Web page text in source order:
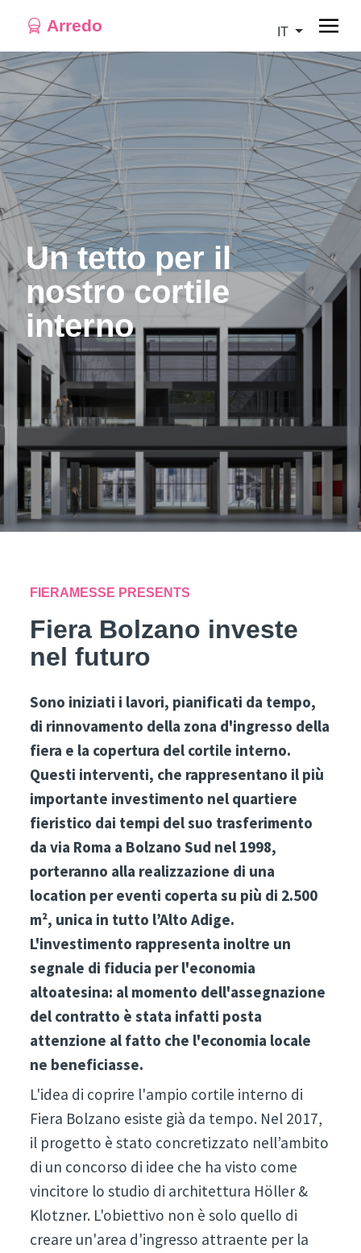
Arredo IT
Un tetto per il
nostro cortile
interno
FIERAMESSE PRESENTS
Fiera Bolzano investe
nel futuro
Sono iniziati i lavori, pianificati da tempo,
di rinnovamento della zona d'ingresso della
fiera e la copertura del cortile interno.
Questi interventi, che rappresentano il più
importante investimento nel quartiere
fieristico dai tempi del suo trasferimento
da via Roma a Bolzano Sud nel 1998,
porteranno alla realizzazione di una
location per eventi coperta su più di 2.500
m², unica in tutto l’Alto Adige.
L'investimento rappresenta inoltre un
segnale di fiducia per l'economia
altoatesina: al momento dell'assegnazione
del contratto è stata infatti posta
attenzione al fatto che l'economia locale
ne beneficiasse.
L'idea di coprire l'ampio cortile interno di
Fiera Bolzano esiste già da tempo. Nel 2017,
il progetto è stato concretizzato nell’ambito
di un concorso di idee che ha visto come
vincitore lo studio di architettura Höller &
Klotzner. L'obiettivo non è solo quello di
creare un'area d'ingresso attraente per la